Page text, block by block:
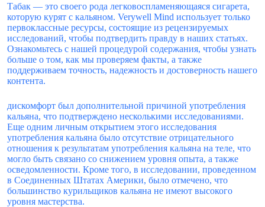
Табак — это своего рода легковоспламеняющаяся сигарета,
которую курят с кальяном. Verywell Mind использует только
первоклассные ресурсы, состоящие из рецензируемых
исследований, чтобы подтвердить правду в наших статьях.
Ознакомьтесь с нашей процедурой содержания, чтобы узнать
больше о том, как мы проверяем факты, а также
поддерживаем точность, надежность и достоверность нашего
контента.
дискомфорт был дополнительной причиной употребления
кальяна, что подтверждено несколькими исследованиями.
Еще одним личным открытием этого исследования
употребления кальяна было отсутствие отрицательного
отношения к результатам употребления кальяна на теле, что
могло быть связано со снижением уровня опыта, а также
осведомленности. Кроме того, в исследовании, проведенном
в Соединенных Штатах Америки, было отмечено, что
большинство курильщиков кальяна не имеют высокого
уровня мастерства.